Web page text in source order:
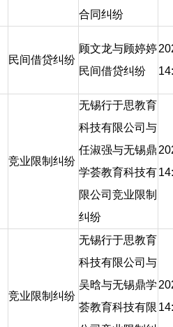
合同纠纷
民间借贷纠纷
顾文龙与顾婷婷
民间借贷纠纷
竞业限制纠纷
无锡行于思教育
科技有限公司与
任淑强与无锡鼎
学荟教育科技有
限公司竞业限制
纠纷
竞业限制纠纷
无锡行于思教育
科技有限公司与
吴晗与无锡鼎学
荟教育科技有限